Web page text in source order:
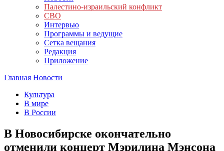
Палестино-израильский конфликт
СВО
Интервью
Программы и ведущие
Сетка вещания
Редакция
Приложение
Главная Новости
Культура
В мире
В России
В Новосибирске окончательно
отменили концерт Мэрилина Мэнсона